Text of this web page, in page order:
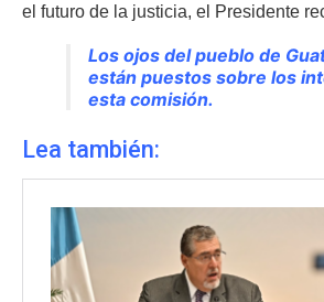
el futuro de la justicia, el Presidente
Los ojos del pueblo de
están puestos sobre los
esta comisión.
Lea también: